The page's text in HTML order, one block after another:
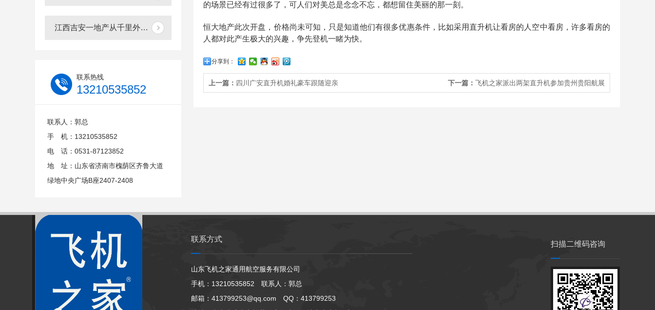
江西吉安一地产从千里外租赁400万直升机空中撒玫瑰雨
联系热线
13210535852
联系人：郭总
手 机：13210535852
电 话：0531-87123852
地 址：山东省济南市槐荫区齐鲁大道
绿地中央广场B座2407-2408
的场景已经有过很多了，可人们对美总是念念不忘，都想留住美丽的那一刻。
恒大地产此次开盘，价格尚未可知，只是知道他们有很多优惠条件，比如采用直升机让看房的人空中看房，许多看房的
人都对此产生极大的兴趣，争先登机一睹为快。
分享到：
上一篇： 四川广安直升机婚礼豪车跟随迎亲 下一篇： 飞机之家派出两架直升机参加贵州贵阳航展
联系方式
山东飞机之家通用航空服务有限公司
手机：13210535852 联系人：郭总
邮箱：413799253@qq.com QQ：413799253
扫描二维码咨询